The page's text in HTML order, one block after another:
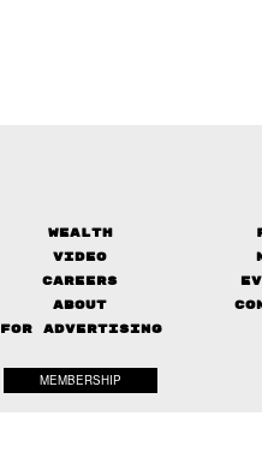
Wealth
Video
Careers
About
FOR ADVERTISING
MEMBERSHIP